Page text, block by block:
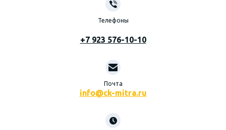
Телефоны
+7 923 576-10-10
Почта
info@ck-mitra.ru